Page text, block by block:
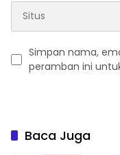
Simpan nama,
peramban ini
Baca Juga